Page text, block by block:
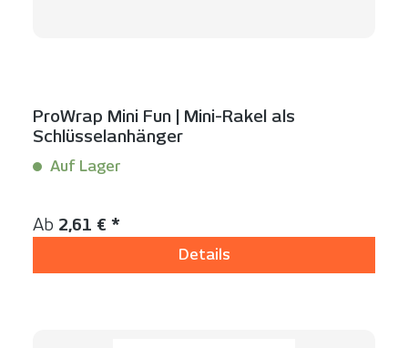
ProWrap Mini Fun | Mini-Rakel als
Schlüsselanhänger
Auf Lager
Regulärer Preis:
Ab 2,61 € *
Details